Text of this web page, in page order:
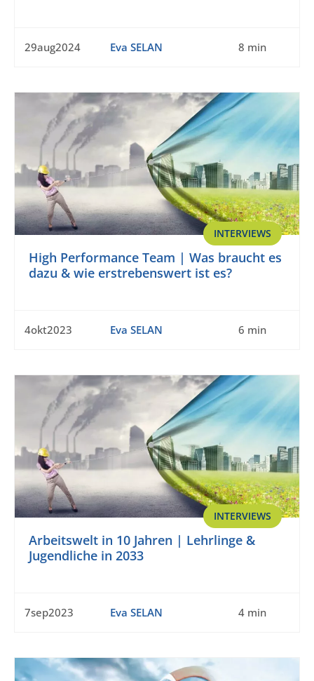
29aug2024 Eva SELAN 8 min
INTERVIEWS
High Performance Team | Was braucht es
dazu & wie erstrebenswert ist es?
4okt2023 Eva SELAN 6 min
INTERVIEWS
Arbeitswelt in 10 Jahren | Lehrlinge &
Jugendliche in 2033
7sep2023 Eva SELAN 4 min